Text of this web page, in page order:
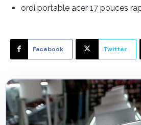
ordi portable acer 17 pouces
Facebook Twitter